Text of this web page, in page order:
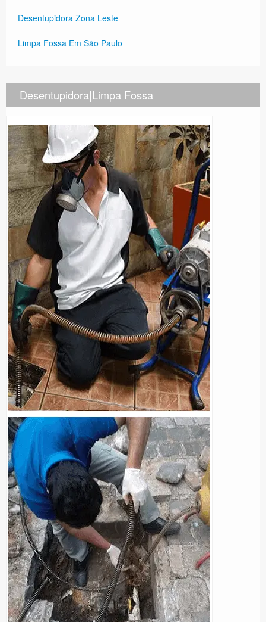
Desentupidora Zona Leste
Limpa Fossa Em São Paulo
Desentupidora|Limpa Fossa